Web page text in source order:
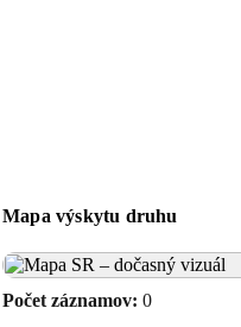
Mapa výskytu druhu
Počet záznamov: 0